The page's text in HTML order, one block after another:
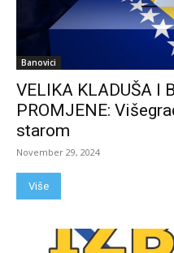
Banovici
VELIKA KLADUŠA I
PROMJENE:
starom
November 29, 2024
Više